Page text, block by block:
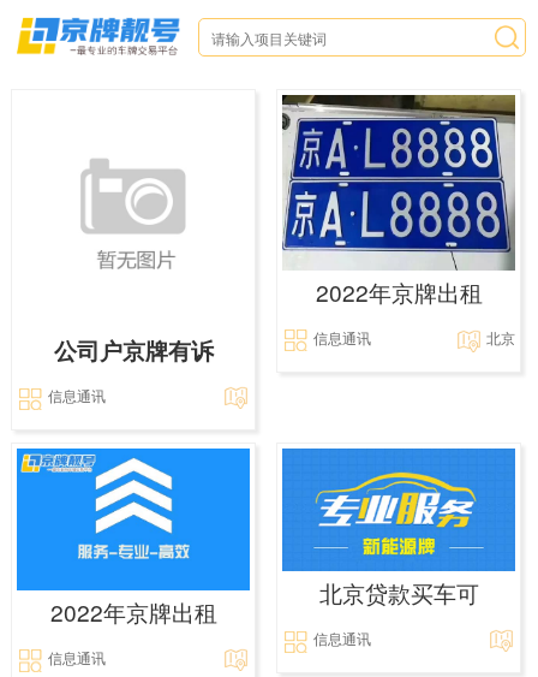
公司户京牌有诉
信息通讯
2022年京牌出租
信息通讯 北京
2022年京牌出租
信息通讯
北京贷款买车可
信息通讯